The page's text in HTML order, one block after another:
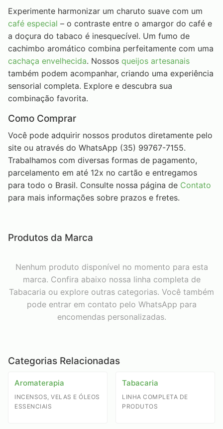
Experimente harmonizar um charuto suave com um
café especial – o contraste entre o amargor do café e
a doçura do tabaco é inesquecível. Um fumo de
cachimbo aromático combina perfeitamente com uma
cachaça envelhecida. Nossos queijos artesanais
também podem acompanhar, criando uma experiência
sensorial completa. Explore e descubra sua
combinação favorita.
Como Comprar
Você pode adquirir nossos produtos diretamente pelo
site ou através do WhatsApp (35) 99767-7155.
Trabalhamos com diversas formas de pagamento,
parcelamento em até 12x no cartão e entregamos
para todo o Brasil. Consulte nossa página de Contato
para mais informações sobre prazos e fretes.
Produtos da Marca
Nenhum produto disponível no momento para esta
marca. Confira abaixo nossa linha completa de
Tabacaria ou explore outras categorias. Você também
pode entrar em contato pelo WhatsApp para
encomendas personalizadas.
Categorias Relacionadas
Aromaterapia
INCENSOS, VELAS E ÓLEOS
ESSENCIAIS
Tabacaria
LINHA COMPLETA DE
PRODUTOS